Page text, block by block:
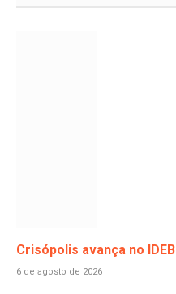
Crisópolis avança no IDEB
6 de agosto de 2026